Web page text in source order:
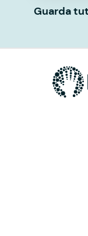
Guarda